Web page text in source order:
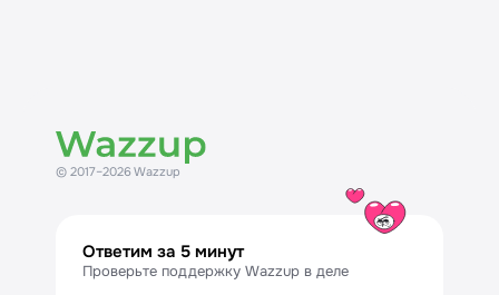
© 2017–2026 Wazzup
Ответим за 5 минут
Проверьте поддержку Wazzup в деле